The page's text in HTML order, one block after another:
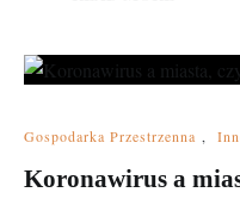
Gospodarka Przestrzenna ,
Koronawirus a